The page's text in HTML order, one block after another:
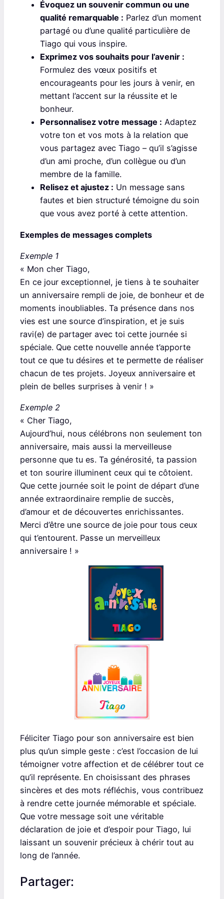
Évoquez un souvenir commun ou une
qualité remarquable : Parlez d’un moment
partagé ou d’une qualité particulière de
Tiago qui vous inspire.
Exprimez vos souhaits pour l’avenir :
Formulez des vœux positifs et
encourageants pour les jours à venir, en
mettant l’accent sur la réussite et le
bonheur.
Personnalisez votre message : Adaptez
votre ton et vos mots à la relation que
vous partagez avec Tiago – qu’il s’agisse
d’un ami proche, d’un collègue ou d’un
membre de la famille.
Relisez et ajustez : Un message sans
fautes et bien structuré témoigne du soin
que vous avez porté à cette attention.
Exemples de messages complets
Exemple 1
« Mon cher Tiago,
En ce jour exceptionnel, je tiens à te souhaiter
un anniversaire rempli de joie, de bonheur et de
moments inoubliables. Ta présence dans nos
vies est une source d’inspiration, et je suis
ravi(e) de partager avec toi cette journée si
spéciale. Que cette nouvelle année t’apporte
tout ce que tu désires et te permette de réaliser
chacun de tes projets. Joyeux anniversaire et
plein de belles surprises à venir ! »
Exemple 2
« Cher Tiago,
Aujourd’hui, nous célébrons non seulement ton
anniversaire, mais aussi la merveilleuse
personne que tu es. Ta générosité, ta passion
et ton sourire illuminent ceux qui te côtoient.
Que cette journée soit le point de départ d’une
année extraordinaire remplie de succès,
d’amour et de découvertes enrichissantes.
Merci d’être une source de joie pour tous ceux
qui t’entourent. Passe un merveilleux
anniversaire ! »
Féliciter Tiago pour son anniversaire est bien
plus qu’un simple geste : c’est l’occasion de lui
témoigner votre affection et de célébrer tout ce
qu’il représente. En choisissant des phrases
sincères et des mots réfléchis, vous contribuez
à rendre cette journée mémorable et spéciale.
Que votre message soit une véritable
déclaration de joie et d’espoir pour Tiago, lui
laissant un souvenir précieux à chérir tout au
long de l’année.
Partager: